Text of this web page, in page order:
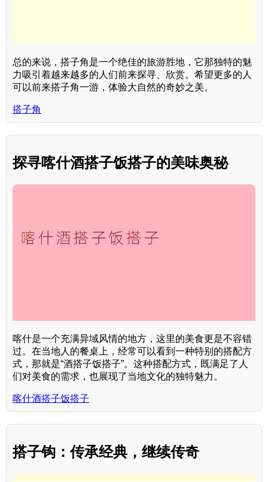
总的来说，搭子角是一个绝佳的旅游胜地，它那独特的魅
力吸引着越来越多的人们前来探寻、欣赏。希望更多的人
可以前来搭子角一游，体验大自然的奇妙之美。
搭子角
探寻喀什酒搭子饭搭子的美味奥秘
喀什是一个充满异域风情的地方，这里的美食更是不容错
过。在当地人的餐桌上，经常可以看到一种特别的搭配方
式，那就是“酒搭子饭搭子”。这种搭配方式，既满足了人
们对美食的需求，也展现了当地文化的独特魅力。
喀什酒搭子饭搭子
搭子钩：传承经典，继续传奇